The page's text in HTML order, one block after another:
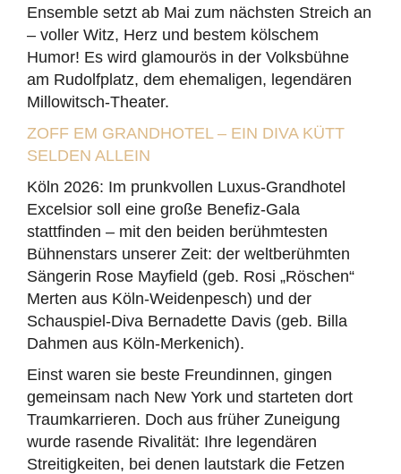
Ensemble setzt ab Mai zum nächsten Streich an
– voller Witz, Herz und bestem kölschem
Humor! Es wird glamourös in der Volksbühne
am Rudolfplatz, dem ehemaligen, legendären
Millowitsch-Theater.
ZOFF EM GRANDHOTEL – EIN DIVA KÜTT
SELDEN ALLEIN
Köln 2026: Im prunkvollen Luxus-Grandhotel
Excelsior soll eine große Benefiz-Gala
stattfinden – mit den beiden berühmtesten
Bühnenstars unserer Zeit: der weltberühmten
Sängerin Rose Mayfield (geb. Rosi „Röschen“
Merten aus Köln-Weidenpesch) und der
Schauspiel-Diva Bernadette Davis (geb. Billa
Dahmen aus Köln-Merkenich).
Einst waren sie beste Freundinnen, gingen
gemeinsam nach New York und starteten dort
Traumkarrieren. Doch aus früher Zuneigung
wurde rasende Rivalität: Ihre legendären
Streitigkeiten, bei denen lautstark die Fetzen